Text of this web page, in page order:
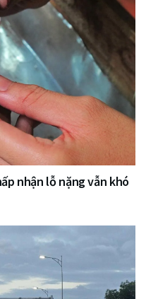
nhận lỗ nặng vẫn khó